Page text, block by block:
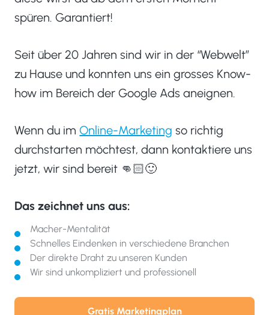
spüren. Garantiert!
Seit über 20 Jahren sind wir in der “Webwelt”
zu Hause und konnten uns ein grosses Know-
how im Bereich der Google Ads aneignen.
Wenn du imOnline-Marketing so richtig
durchstarten möchtest, dann kontaktiere uns
jetzt, wir sind bereit 👊🏻🙂
Das zeichnet uns aus:
Macher-Mentalität
Schnelles Eindenken in verschiedene Branchen
Der direkte Draht zu unseren Kunden
Wir sind unkompliziert und professionell
Gratis Marketingplan